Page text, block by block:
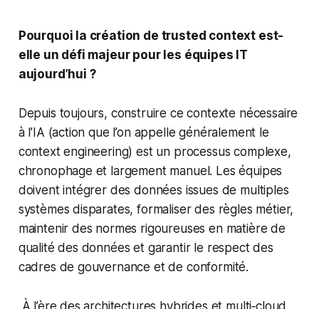
Pourquoi la création de trusted context est-
elle un défi majeur pour les équipes IT
aujourd’hui ?
Depuis toujours, construire ce contexte nécessaire
à l’IA (action que l’on appelle généralement le
context engineering) est un processus complexe,
chronophage et largement manuel. Les équipes
doivent intégrer des données issues de multiples
systèmes disparates, formaliser des règles métier,
maintenir des normes rigoureuses en matière de
qualité des données et garantir le respect des
cadres de gouvernance et de conformité.
À l’ère des architectures hybrides et multi‑cloud,